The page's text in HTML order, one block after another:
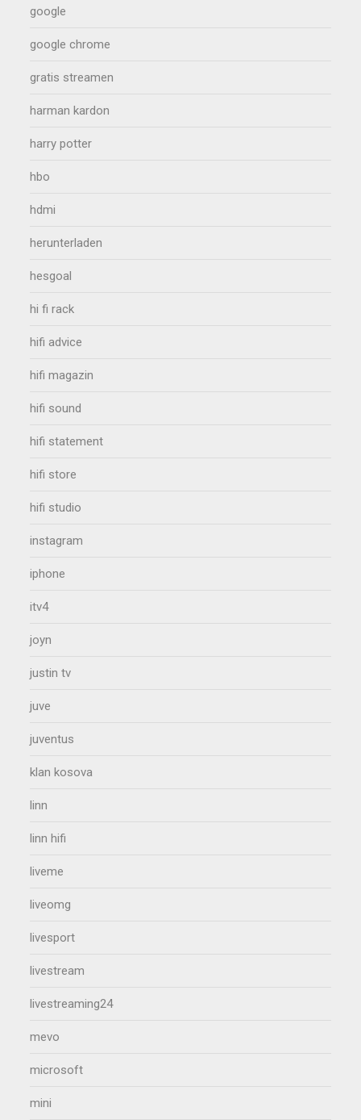
google
google chrome
gratis streamen
harman kardon
harry potter
hbo
hdmi
herunterladen
hesgoal
hi fi rack
hifi advice
hifi magazin
hifi sound
hifi statement
hifi store
hifi studio
instagram
iphone
itv4
joyn
justin tv
juve
juventus
klan kosova
linn
linn hifi
liveme
liveomg
livesport
livestream
livestreaming24
mevo
microsoft
mini